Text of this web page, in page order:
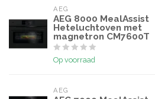
AEG
AEG 8000 MealAssist
Heteluchtoven met
magnetron CM7600T
Op voorraad
AEG